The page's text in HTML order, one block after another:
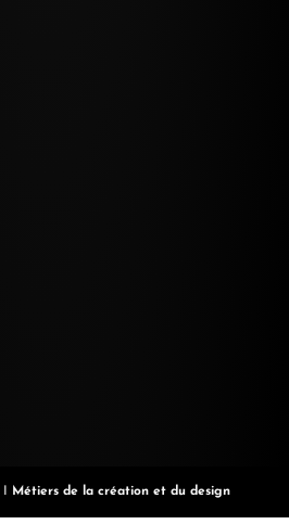
Métiers de la création et du design